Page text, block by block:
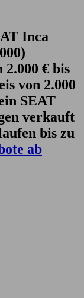
Inca
€ bis
von 2.000
SEAT
verkauft
bis zu
ab